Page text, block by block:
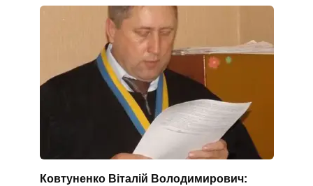
Ковтуненко Віталій Володимирович: